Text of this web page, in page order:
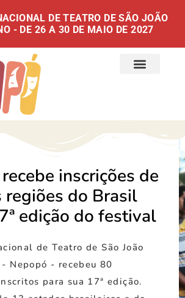
DE TEATRO DE SÃO JOÃO
- DE 26 A 30 DE MAIO DE 2027
inscrições de
regiões do Brasil
edição do festival
de Teatro de São João
- Nepopó - recebeu 80
para sua 17ª edição.